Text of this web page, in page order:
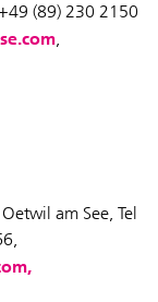
(89) 230 2150
,
am See, Tel